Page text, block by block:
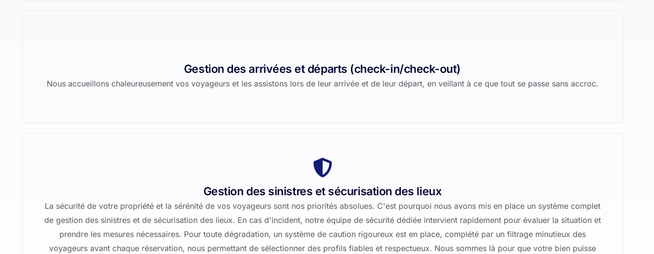
Gestion des arrivées et départs (check-in/check-out)
Nous accueillons chaleureusement vos voyageurs et les assistons lors de leur arrivée et de leur départ, en veillant à ce que tout se passe sans accroc.
Gestion des sinistres et sécurisation des lieux
La sécurité de votre propriété et la sérénité de vos voyageurs sont nos priorités absolues. C'est pourquoi nous avons mis en place un système complet
de gestion des sinistres et de sécurisation des lieux. En cas d'incident, notre équipe de sécurité dédiée intervient rapidement pour évaluer la situation et
prendre les mesures nécessaires. Pour toute dégradation, un système de caution rigoureux est en place, complété par un filtrage minutieux des
voyageurs avant chaque réservation, nous permettant de sélectionner des profils fiables et respectueux. Nous sommes là pour que votre bien puisse